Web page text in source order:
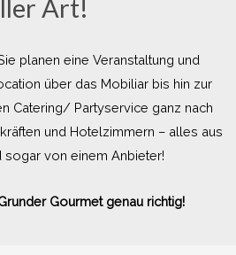
Art!
planen eine Veranstaltung und
über das Mobiliar bis hin zur
Catering/ Partyservice ganz nach
und Hotelzimmern – alles aus
sogar von einem Anbieter!
Gourmet genau richtig!